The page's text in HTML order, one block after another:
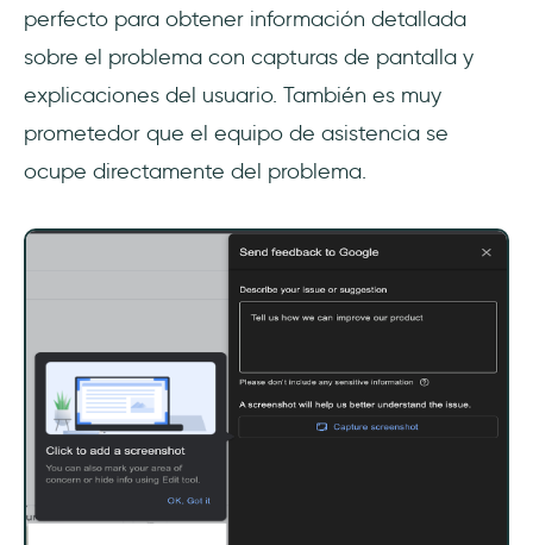
perfecto para obtener información detallada
sobre el problema con capturas de pantalla y
explicaciones del usuario. También es muy
prometedor que el equipo de asistencia se
ocupe directamente del problema.